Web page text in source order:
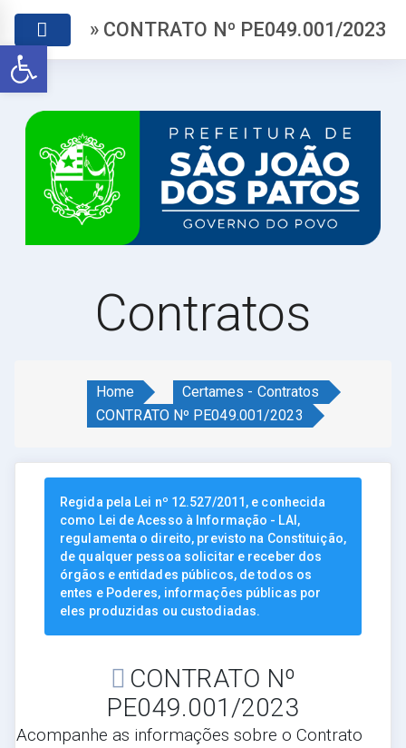
Abrir a barra de ferramentas
» CONTRATO Nº PE049.001/2023
Contratos
Home
Certames - Contratos
CONTRATO Nº PE049.001/2023
Regida pela Lei nº 12.527/2011, e conhecida
como Lei de Acesso à Informação - LAI,
regulamenta o direito, previsto na Constituição,
de qualquer pessoa solicitar e receber dos
órgãos e entidades públicos, de todos os
entes e Poderes, informações públicas por
eles produzidas ou custodiadas.
CONTRATO Nº
PE049.001/2023
Acompanhe as informações sobre o Contrato